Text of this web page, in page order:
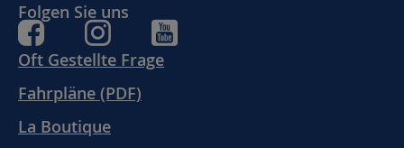
Oft Gestellte Frage
Fahrpläne (PDF)
La Boutique
Folgen Sie uns